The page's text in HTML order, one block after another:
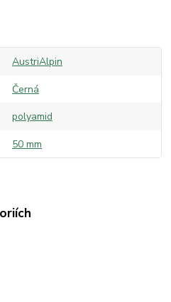
AustriAlpin
Černá
polyamid
50 mm